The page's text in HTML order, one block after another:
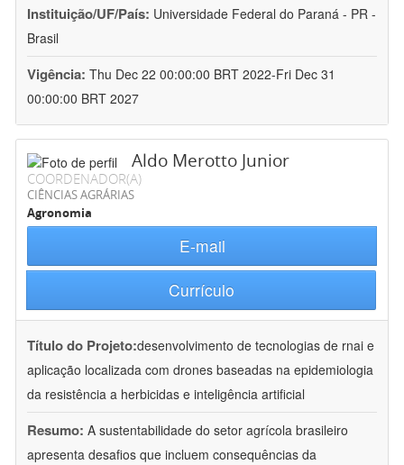
Instituição/UF/País: Universidade Federal do Paraná - PR -
Brasil
Vigência: Thu Dec 22 00:00:00 BRT 2022-Fri Dec 31
00:00:00 BRT 2027
Aldo Merotto Junior
COORDENADOR(A)
CIÊNCIAS AGRÁRIAS
Agronomia
E-mail
Currículo
Título do Projeto:desenvolvimento de tecnologias de rnai e
aplicação localizada com drones baseadas na epidemiologia
da resistência a herbicidas e inteligência artificial
Resumo: A sustentabilidade do setor agrícola brasileiro
apresenta desafios que incluem consequências da